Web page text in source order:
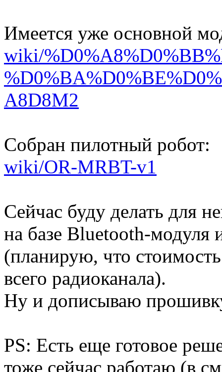
Имеется уже основной
wiki/
A8D8M2
Собран пилотный робот:
wiki/OR-MRBT-v1
Сейчас буду делать для
на базе Bluetooth-модуля
(планирую, что
всего радиоканала).
Ну и дописываю
PS: Есть еще готовое
тоже сейчас работаю (в